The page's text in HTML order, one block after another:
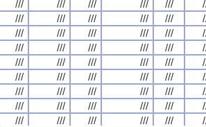
/// /// /// /// ///
/// /// /// /// ///
/// /// /// /// ///
/// /// /// /// ///
/// /// /// /// ///
/// /// /// /// ///
/// /// /// /// ///
/// /// /// /// ///
/// /// /// /// ///
/// /// /// /// ///
/// /// /// /// ///
/// /// /// /// ///
/// /// /// /// ///
/// /// /// /// ///
/// /// /// /// ///
/// /// /// /// ///
/// /// /// /// ///
/// /// /// /// ///
/// /// /// /// ///
/// /// /// /// ///
/// /// /// /// ///
/// /// /// /// ///
/// /// /// /// ///
/// /// /// /// ///
/// /// /// /// ///
/// /// /// /// ///
/// /// /// /// ///
/// /// /// /// ///
/// /// /// /// ///
/// /// /// /// ///
/// /// /// /// ///
/// /// /// /// ///
/// /// /// /// ///
/// /// /// /// ///
/// /// /// /// ///
/// /// /// /// ///